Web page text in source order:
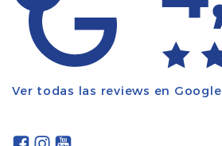
Ver todas las reviews en Google